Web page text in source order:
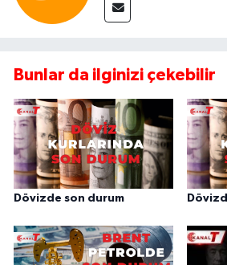
Bunlar da ilginizi çekebilir
Dövizde son durum